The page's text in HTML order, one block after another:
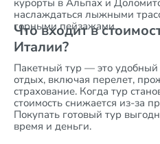
курорты в Альпах и
наслаждаться лыжными
горными пейзажами.
Что входит в
Италии?
Пакетный тур — это удобный
отдых, включая перелет,
страхование. Когда тур
стоимость снижается из-за
Покупать готовый тур
время и деньги.